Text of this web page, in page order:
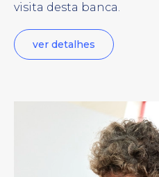
visita desta banca.
ver detalhes